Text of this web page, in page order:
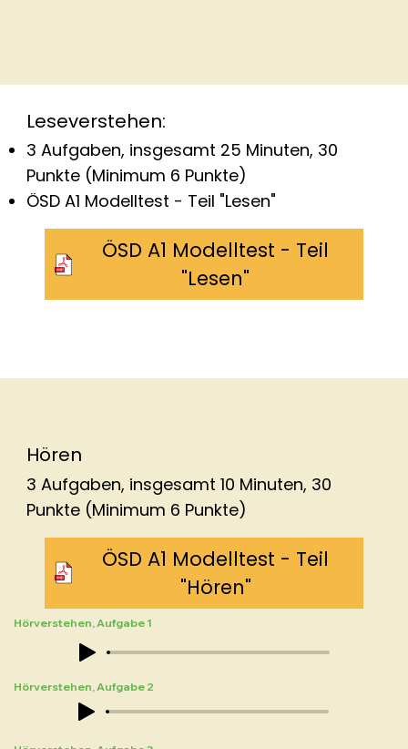
Hören
3 Aufgaben, insgesamt 10 Minuten, 30
Punkte (Minimum 6 Punkte)​
ÖSD A1 Modelltest - Teil
"Hören"
Hörverstehen, Aufgabe 1
Hörverstehen, Aufgabe 2
Leseverstehen:
3 Aufgaben, insgesamt 25 Minuten, 30
Punkte (Minimum 6 Punkte)
ÖSD A1 Modelltest - Teil "Lesen"
ÖSD A1 Modelltest - Teil
"Lesen"